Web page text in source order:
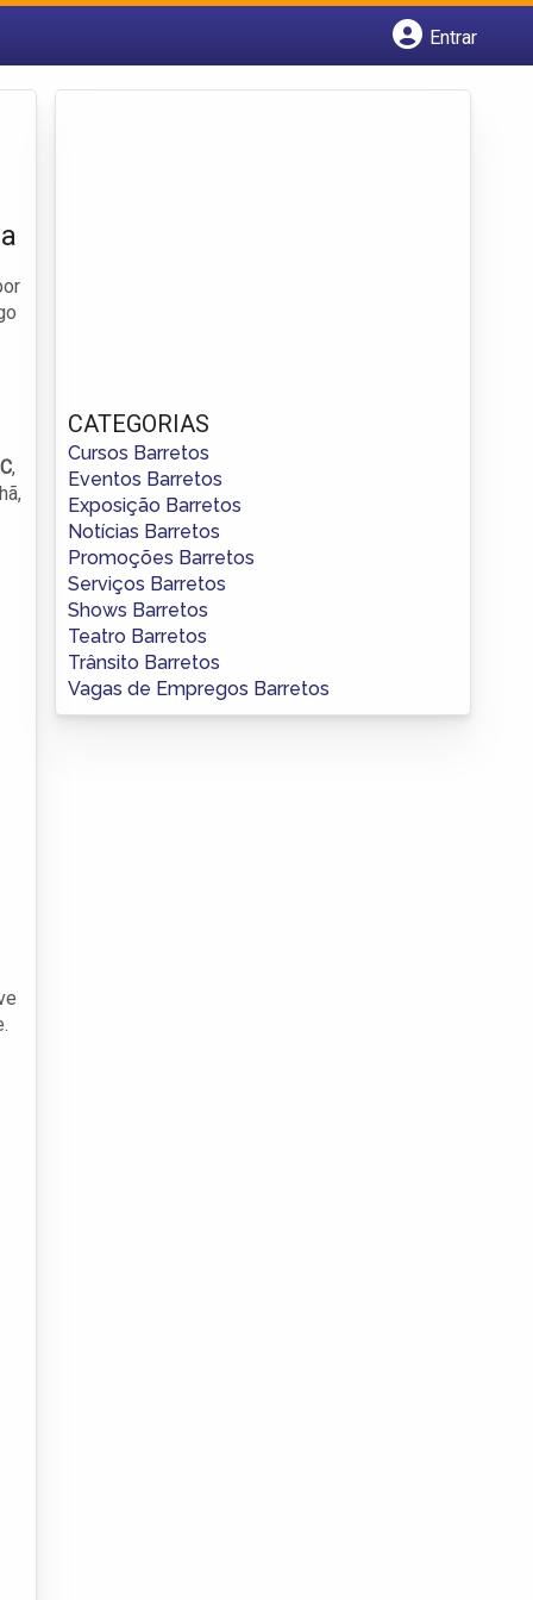
Entrar
,
CATEGORIAS
Cursos Barretos
Eventos Barretos
Exposição Barretos
Notícias Barretos
Promoções Barretos
Serviços Barretos
Shows Barretos
Teatro Barretos
Trânsito Barretos
Vagas de Empregos Barretos